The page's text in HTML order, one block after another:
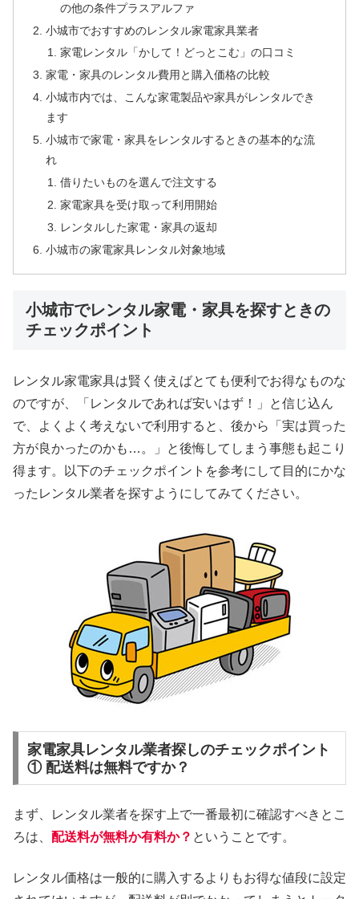
の他の条件プラスアルファ
小城市でおすすめのレンタル家電家具業者
家電レンタル「かして！どっとこむ」の口コミ
家電・家具のレンタル費用と購入価格の比較
小城市内では、こんな家電製品や家具がレンタルでき
ます
小城市で家電・家具をレンタルするときの基本的な流
れ
借りたいものを選んで注文する
家電家具を受け取って利用開始
レンタルした家電・家具の返却
小城市の家電家具レンタル対象地域
小城市でレンタル家電・家具を探すときの
チェックポイント
レンタル家電家具は賢く使えばとても便利でお得なものな
のですが、「レンタルであれば安いはず！」と信じ込ん
で、よくよく考えないで利用すると、後から「実は買った
方が良かったのかも…。」と後悔してしまう事態も起こり
得ます。以下のチェックポイントを参考にして目的にかな
ったレンタル業者を探すようにしてみてください。
家電家具レンタル業者探しのチェックポイント
① 配送料は無料ですか？
まず、レンタル業者を探す上で一番最初に確認すべきとこ
ろは、 配送料が無料か有料か？ ということです。
レンタル価格は一般的に購入するよりもお得な値段に設定